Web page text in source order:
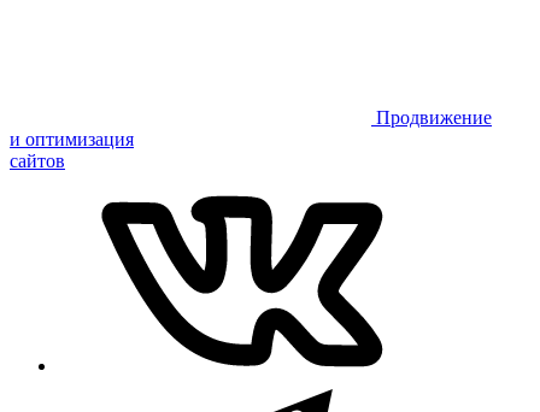
Продвижение
и оптимизация
сайтов